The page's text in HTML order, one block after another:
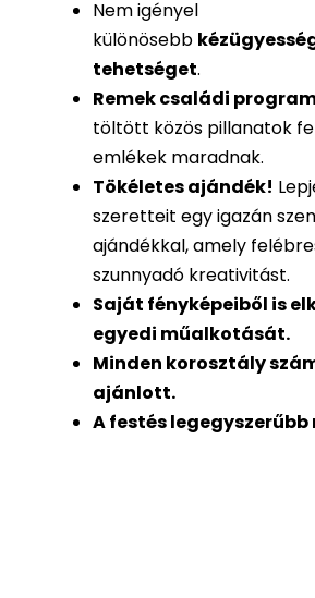
Nem igényel
különösebb
tehetséget.
Remek családi
töltött közös pillanatok
emlékek maradnak.
Tökéletes ajándék!
szeretteit egy igazán
ajándékkal, amely
szunnyadó kreativitást.
Saját fényképeiből is
egyedi műalkotását.
Minden korosztály
ajánlott.
A festés